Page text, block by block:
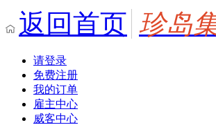
返回首页 珍岛
请登录
免费注册
我的订单
雇主中心
威客中心